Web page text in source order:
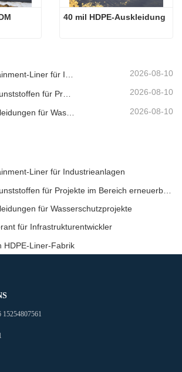
40 mil HDPE-Auskleidung
Lieferant von Containment-Liner für Industrieanlagen 2026-08-10
2026-08-10
2026-08-10
Liner für Industrieanlagen
für Wasserschutzprojekte
für Infrastrukturentwickler
HDPE-Liner-Fabrik
15254807561